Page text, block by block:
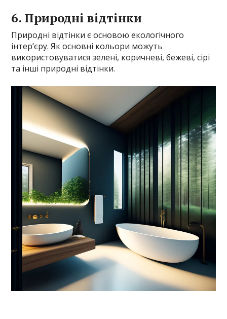
6. Природні відтінки
Природні відтінки є основою екологічного
інтер’єру. Як основні кольори можуть
використовуватися зелені, коричневі, бежеві, сірі
та інші природні відтінки.